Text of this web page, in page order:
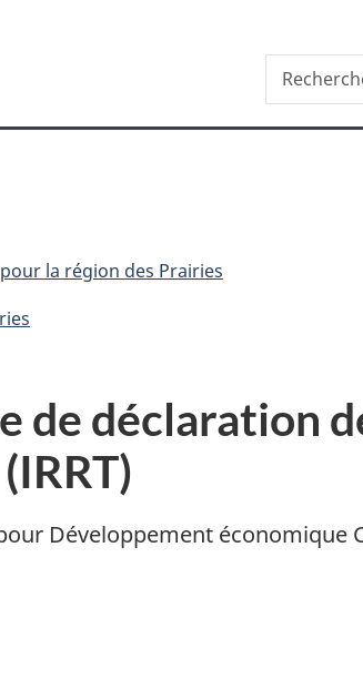
sujet
HTML
Rechercher
la région des Prairies
de déclaration
Développement économique